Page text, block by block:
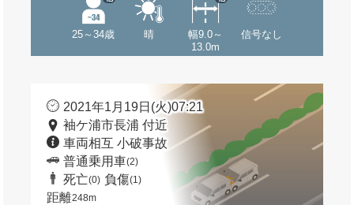
25～34歳 晴
幅9.0～
13.0m
信号なし
2021年1月19日(火)07:21
袖ケ浦市長浦 付近
車両相互 小破事故
普通乗用車(2)
死亡(0) 負傷(1)
距離248m